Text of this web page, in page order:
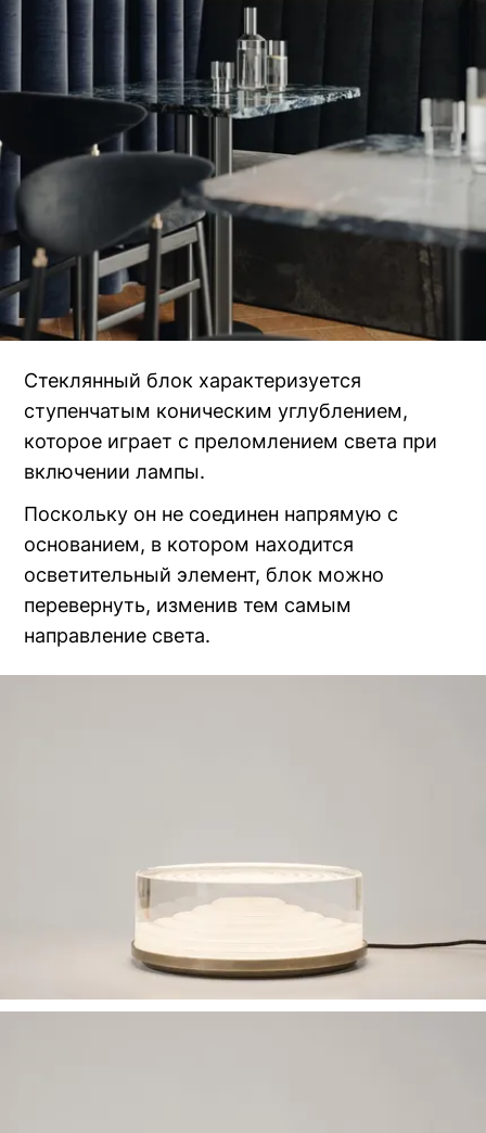
Стеклянный блок характеризуется
ступенчатым коническим углублением,
которое играет с преломлением света при
включении лампы.
Поскольку он не соединен напрямую с
основанием, в котором находится
осветительный элемент, блок можно
перевернуть, изменив тем самым
направление света.